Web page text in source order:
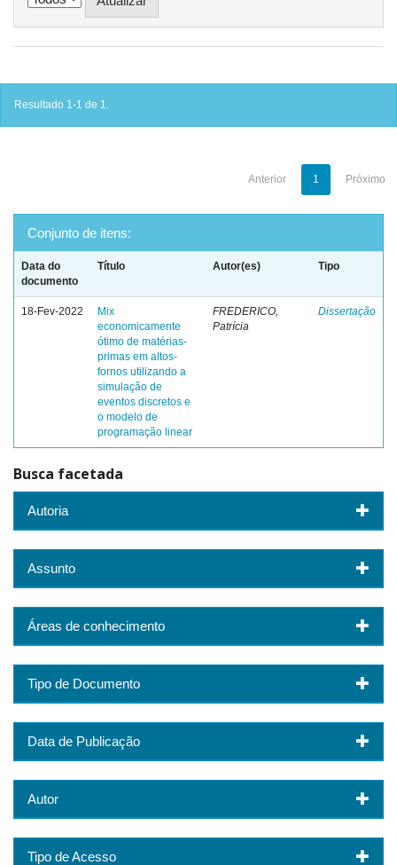
Resultado 1-1 de 1.
Anterior 1 Próximo
Conjunto de itens:
Data do
documento
Título Autor(es) Tipo
18-Fev-2022
Mix
economicamente
ótimo de matérias-
primas em altos-
fornos utilizando a
simulação de
eventos discretos e
o modelo de
programação linear
FREDERICO,
Patrícia
Dissertação
Busca facetada
Autoria
Assunto
Áreas de conhecimento
Tipo de Documento
Data de Publicação
Autor
Tipo de Acesso